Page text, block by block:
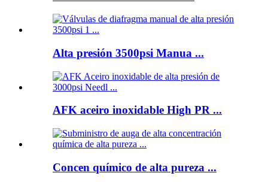
Alta presión 3500psi Manua ...
AFK aceiro inoxidable High PR ...
Concen químico de alta pureza ...